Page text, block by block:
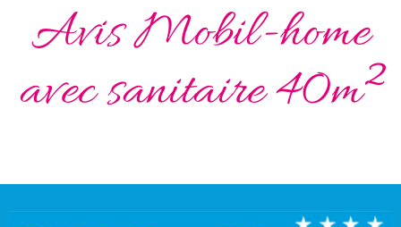
Avis Mobil-home
avec sanitaire 40m²